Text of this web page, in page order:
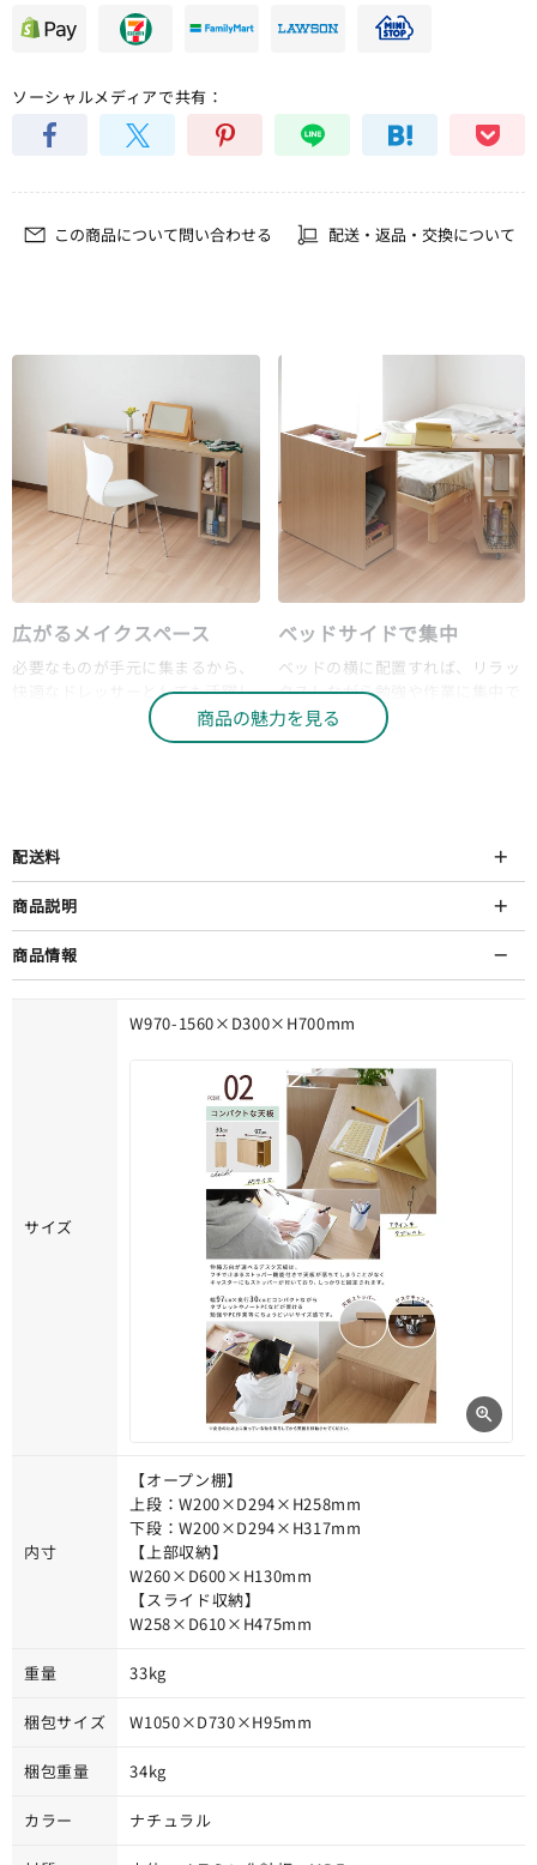
ソーシャルメディアで共有：
この商品について問い合わせる 配送・返品・交換について
広がるメイクスペース
必要なものが手元に集まるから、
快適なドレッサーとしても活躍し
ベッドサイドで集中
ベッドの横に配置すれば、リラッ
クスしながら勉強や作業に集中で
きる快適な空間に。
商品の魅力を見る
配送料
商品説明
商品情報
サイズ
W970-1560×D300×H700mm
内寸
【オープン棚】
上段：W200×D294×H258mm
下段：W200×D294×H317mm
【上部収納】
W260×D600×H130mm
【スライド収納】
W258×D610×H475mm
重量 33kg
梱包サイズ W1050×D730×H95mm
梱包重量 34kg
カラー ナチュラル